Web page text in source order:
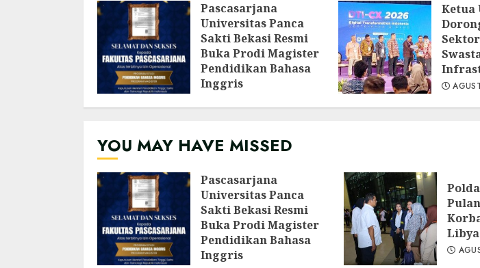
Pascasarjana
Universitas Panca
Sakti Bekasi Resmi
Buka Prodi Magister
Pendidikan Bahasa
Inggris
Ketua
YOU MAY HAVE MISSED
Pascasarjana
Universitas Panca
Sakti Bekasi Resmi
Buka Prodi Magister
Pendidikan Bahasa
Inggris
Libya